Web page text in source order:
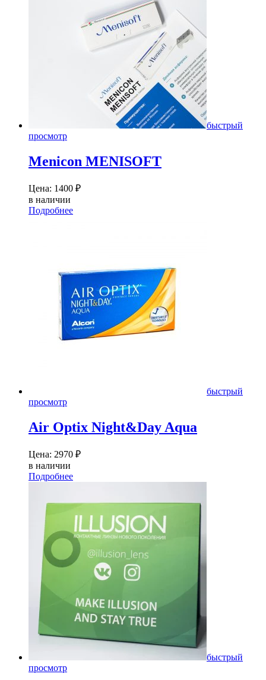
быстрый
просмотр
Menicon MENISOFT
Цена: 1400 ₽
в наличии
Подробнее
быстрый
просмотр
Air Optix Night&Day Aqua
Цена: 2970 ₽
в наличии
Подробнее
быстрый
просмотр